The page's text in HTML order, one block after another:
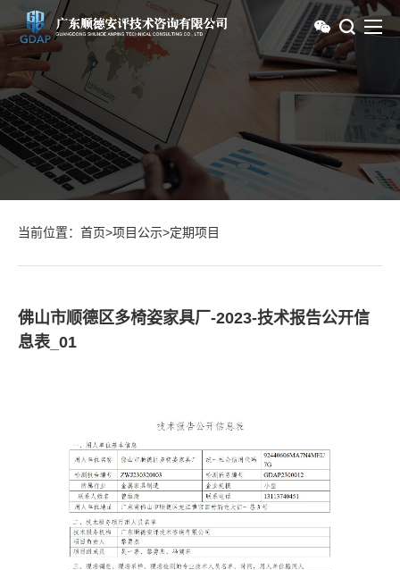
当前位置： 首页>项目公示>定期项目
佛山市顺德区多椅姿家具厂-2023-技术报告公开信
息表_01